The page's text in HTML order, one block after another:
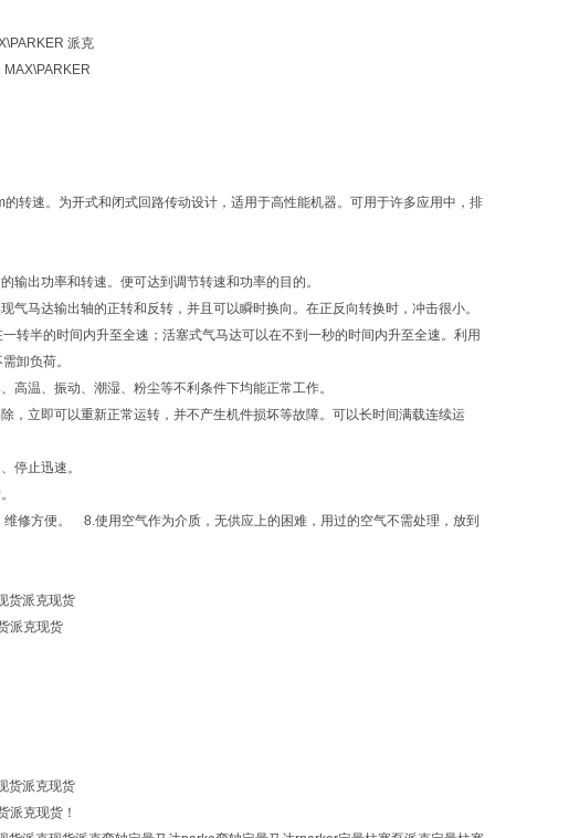
派克
转速。为开式和闭式回路传动设计，适用于高性能机器。可用于许多应用中，排
输出功率和转速。便可达到调节转速和功率的目的。
马达输出轴的正转和反转，并且可以瞬时换向。在正反向转换时，冲击很小。
转半的时间内升至全速；活塞式气马达可以在不到一秒的时间内升至全速。利用
卸负荷。
温、振动、潮湿、粉尘等不利条件下均能正常工作。
，立即可以重新正常运转，并不产生机件损坏等故障。可以长时间满载连续运
停止迅速。
修方便。 8.使用空气作为介质，无供应上的困难，用过的空气不需处理，放到
货派克现货
派克现货
货派克现货
派克现货！